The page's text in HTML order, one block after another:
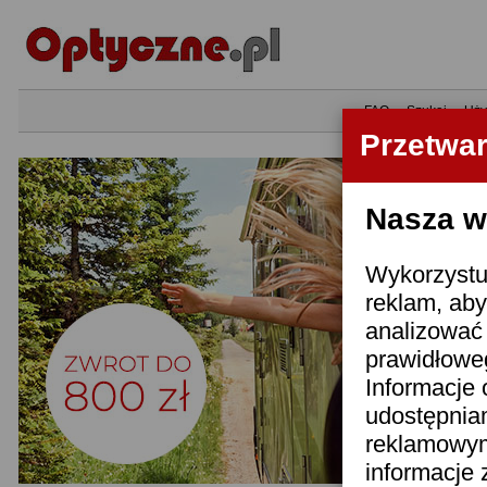
Nasza
reklam,
Informacje
informacje
•FAQ•Szukaj•